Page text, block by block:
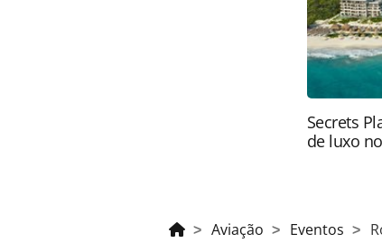
Secrets
de luxo
Aviação Eventos